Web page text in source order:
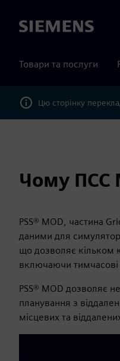
Siemens
Товари та послуги
Цю сторінку
Чому ПСС
PSS® MOD, частина
даними для
що дозволяє кільком
включаючи тимчасові
PSS® MOD дозволяє
планування з
місцевих та